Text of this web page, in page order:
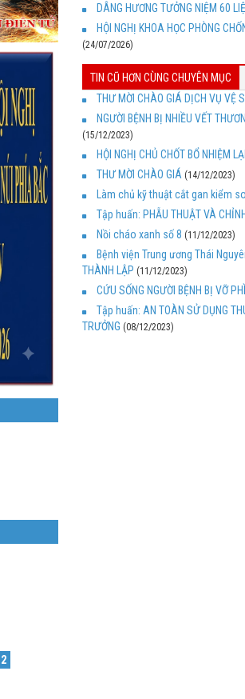
DÂNG HƯƠNG TƯỞNG NIỆM 60
HỘI NGHỊ KHOA HỌC PHÒNG
(24/07/2026)
TIN CŨ HƠN CÙNG CHUYÊN MỤC
THƯ MỜI CHÀO GIÁ DỊCH VỤ VỆ
NGƯỜI BỆNH BỊ NHIỀU VẾT
(15/12/2023)
HỘI NGHỊ CHỦ CHỐT BỔ NHIỆM
THƯ MỜI CHÀO GIÁ (14/12/2023)
Làm chủ kỹ thuật cắt gan kiểm
Tập huấn: PHẪU THUẬT VÀ
Nồi cháo xanh số 8 (11/12/2023)
Bệnh viện Trung ương Thái
THÀNH LẬP (11/12/2023)
CỨU SỐNG NGƯỜI BỆNH BỊ VỠ
Tập huấn: AN TOÀN SỬ DỤNG
TRƯỞNG (08/12/2023)
2